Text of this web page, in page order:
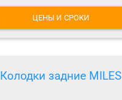
ЦЕНЫ И СРОКИ
Колодки задние MILES